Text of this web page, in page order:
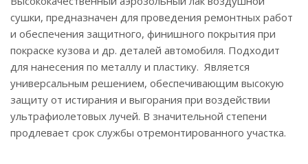
сушки, предназначен для проведения ремонтных работ
и обеспечения защитного, финишного покрытия при
покраске кузова и др. деталей автомобиля. Подходит
для нанесения по металлу и пластику. Является
универсальным решением, обеспечивающим высокую
защиту от истирания и выгорания при воздействии
ультрафиолетовых лучей. В значительной степени
продлевает срок службы отремонтированного участка.